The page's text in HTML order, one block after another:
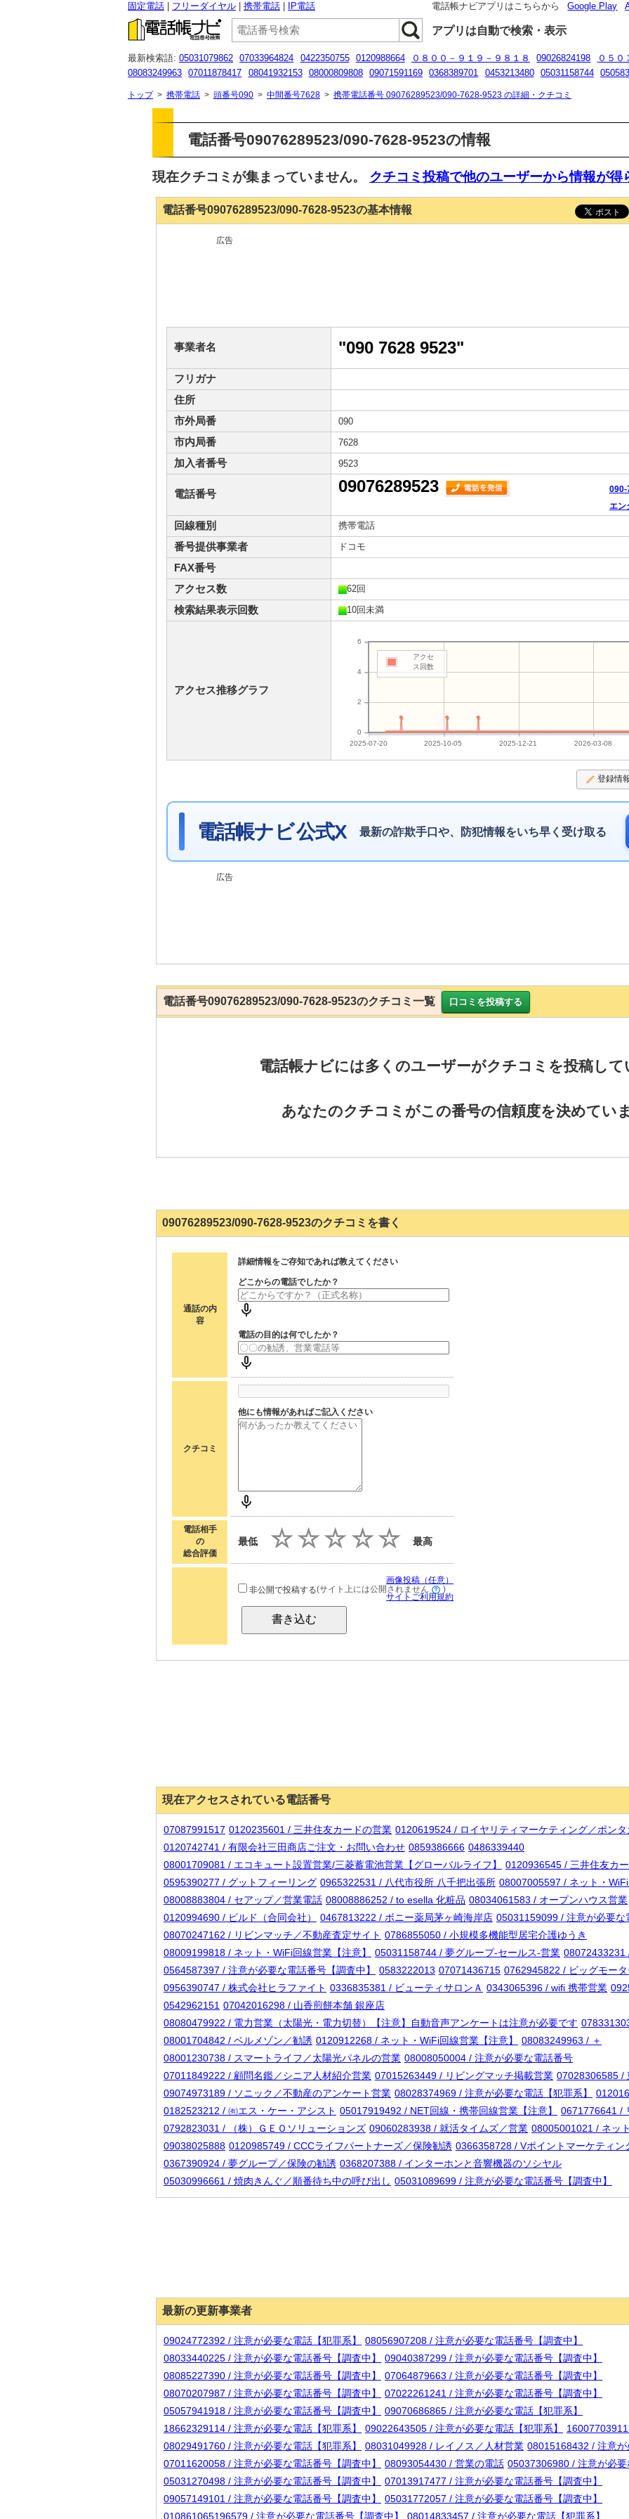
固定電話 フリーダイヤル 携帯電話 IP電話 電話帳ナビアプリはこちらから Google Play
アプリは自動で検索・表示
最新検索語: 05031079862 07033964824 0422350755 0120988664 ０８００－９１９－９８１８ 09026824198 ０５０
08083249963
07011878417 08041932153 08000809808 09071591169 0368389701 0453213480 05031158744
トップ> 携帯電話 > 頭番号090 > 中間番号7628 > 携帯電話番号 09076289523/090-7628-9523 の詳細・クチコミ
電話番号09076289523/090-7628-9523の情報
現在クチコミが集まっていません。 クチコミ投稿で他のユーザーから情報が得
電話番号09076289523/090-7628-9523の基本情報
広告
事業者名 "090 7628 9523"
フリガナ
住所
市外局番
090
市内局番 7628
加入者番号 9523
電話番号
090-
エン
09076289523
回線種別 携帯電話
番号提供事業者 ドコモ
FAX番号
アクセス数
62回
検索結果表示回数 10回未満
アクセス推移グラフ
2025-07-20 2025-10-05 2025-12-21 2026-03-08
0
2
4
6
アクセ
ス回数
登録情
電話帳ナビ 公式X 最新の詐欺手口や、防犯情報をいち早く受け取る
広告
電話番号09076289523/090-7628-9523のクチコミ一覧 口コミを投稿する
電話帳ナビには多くのユーザーがクチコミを投稿して
あなたのクチコミがこの番号の信頼度を決めていま
09076289523/090-7628-9523のクチコミを書く
通話の内
容
詳細情報をご存知であれば教えてください
どこからの電話でしたか？
電話の目的は何でしたか？
クチコミ
他にも情報があればご記入ください
電話相手
の
総合評価
最低 最高
非公開で投稿する(サイト上には公開されません )
画像投稿（任意）
サイトご利用規約
現在アクセスされている電話番号
07087991517 0120235601 / 三井住友カードの営業 0120619524 / ロイヤリティマーケティング／ポン
0120742741 / 有限会社三田商店ご注文・お問い合わせ 0859386666 0486339440
08001709081 / エコキュート設置営業/三菱蓄電池営業【グローバルライフ】
0120936545 / 三井住友カ
0595390277 / グットフィーリング 0965322531 / 八代市役所 八千把出張所 08007005597 / ネット・WiFi
08008883804 / セアップ／営業電話 08008886252 / to esella 化粧品 08034061583 / オープンハウス営業
0120994690 / ビルド（合同会社）
0467813222 / ボニー薬局茅ヶ崎海岸店 05031159099 / 注意が必要な
08070247162 / リビンマッチ／不動産査定サイト 0786855050 / 小規模多機能型居宅介護ゆうき
08009199818 / ネット・WiFi回線営業【注意】
05031158744 / 夢グループ-セールス-営業 08072433231
0564587397 / 注意が必要な電話番号【調査中】
0583222013 07071436715 0762945822 / ビッグモー
0956390747 / 株式会社ヒラファイト 0336835381 / ビューティサロンＡ 0343065396 / wifi 携帯営業
0542962151 07042016298 / 山香煎餅本舗 銀座店
08080479922 / 電力営業（太陽光・電力切替）【注意】自動音声アンケートは注意が必要です
08001704842 / ベルメゾン／勧誘 0120912268 / ネット・WiFi回線営業【注意】
08083249963 / ＋
08001230738 / スマートライフ／太陽光パネルの営業 08008050004 / 注意が必要な電話番号
07011849222 / 顧問名鑑／シニア人材紹介営業 07015263449 / リビングマッチ掲載営業 07028306585 /
09074973189 / ソニック／不動産のアンケート営業 08028374969 / 注意が必要な電話【犯罪系】
0182523212 / ㈲エス・ケー・アシスト 05017919492 / NET回線・携帯回線営業【注意】
0671776641 /
0792823031 / （株）ＧＥＯソリューションズ 09060283938 / 就活タイムズ／営業 08005001021 / ネッ
09038025888 0120985749 / CCCライフパートナーズ／保険勧誘 0366358728 / Vポイントマーケティン
0367390924 / 夢グループ／保険の勧誘 0368207388 / インターホンと音響機器のソシヤル
05030996661 / 焼肉きんぐ／順番待ち中の呼び出し 05031089699 / 注意が必要な電話番号【調査中】
最新の更新事業者
09024772392 / 注意が必要な電話【犯罪系】
08056907208 / 注意が必要な電話番号【調査中】
08033440225 / 注意が必要な電話番号【調査中】
09040387299 / 注意が必要な電話番号【調査中】
08085227390 / 注意が必要な電話番号【調査中】
07064879663 / 注意が必要な電話番号【調査中】
08070207987 / 注意が必要な電話番号【調査中】
07022261241 / 注意が必要な電話番号【調査中】
05057941918 / 注意が必要な電話番号【調査中】
09070686865 / 注意が必要な電話【犯罪系】
18662329114 / 注意が必要な電話【犯罪系】
09022643505 / 注意が必要な電話【犯罪系】
16007703911
08029491760 / 注意が必要な電話【犯罪系】
08031049928 / レイノス／人材営業 08015168432 / 注意が
07011620058 / 注意が必要な電話番号【調査中】
08093054430 / 営業の電話 05037306980 / 注意が必要
05031270498 / 注意が必要な電話番号【調査中】
07013917477 / 注意が必要な電話番号【調査中】
09057149101 / 注意が必要な電話番号【調査中】
05031772057 / 注意が必要な電話番号【調査中】
010861065196579 / 注意が必要な電話番号【調査中】
08014833457 / 注意が必要な電話【犯罪系】